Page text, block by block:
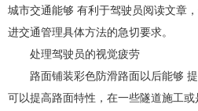
城市交通能够 有利于驾驶员阅读文章
进交通管理具体方法的急切要求。
处理驾驶员的视觉疲劳
路面铺装彩色防滑路面以后能够
可以提高路面特性，在一些隧道施工